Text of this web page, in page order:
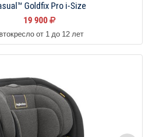
Goldfix Pro i-Size
19 900
от 1 до 12 лет